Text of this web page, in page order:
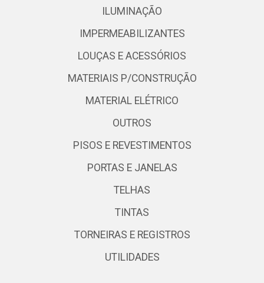
ILUMINAÇÃO
IMPERMEABILIZANTES
LOUÇAS E ACESSÓRIOS
MATERIAIS P/CONSTRUÇÃO
MATERIAL ELÉTRICO
OUTROS
PISOS E REVESTIMENTOS
PORTAS E JANELAS
TELHAS
TINTAS
TORNEIRAS E REGISTROS
UTILIDADES